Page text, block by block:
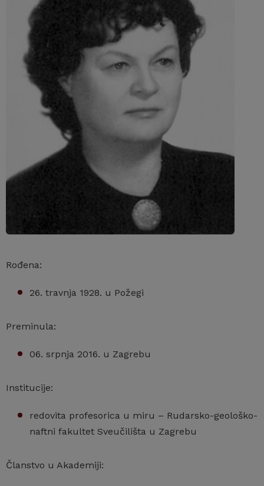
Rođena:
26. travnja 1928. u Požegi
Preminula:
06. srpnja 2016. u Zagrebu
Institucije:
redovita profesorica u miru – Rudarsko-geološko-
naftni fakultet Sveučilišta u Zagrebu
Članstvo u Akademiji: